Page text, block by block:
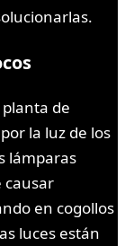
de
la luz de los
lámparas
causar
en cogollos
luces están